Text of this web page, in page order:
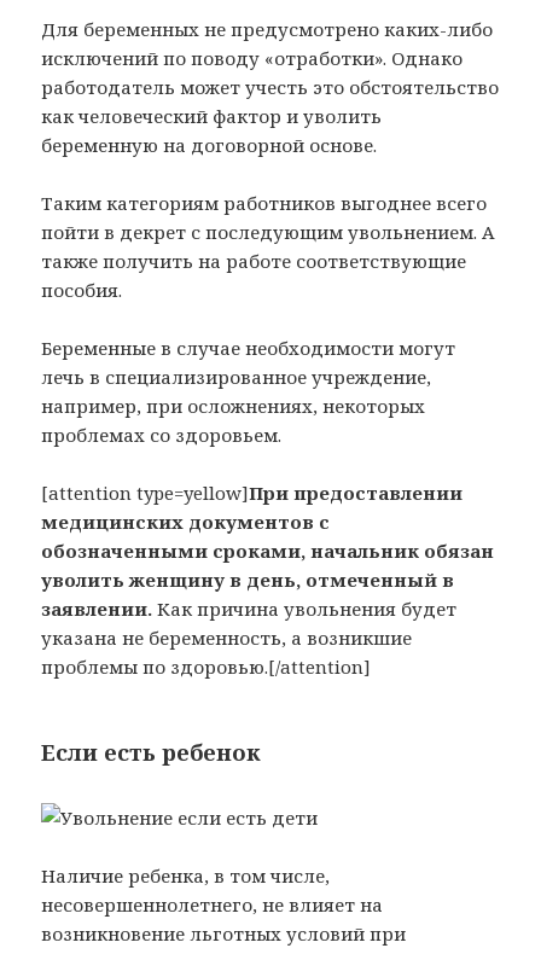
Для беременных не предусмотрено каких-либо
исключений по поводу «отработки». Однако
работодатель может учесть это обстоятельство
как человеческий фактор и уволить
беременную на договорной основе.
Таким категориям работников выгоднее всего
пойти в декрет с последующим увольнением. А
также получить на работе соответствующие
пособия.
Беременные в случае необходимости могут
лечь в специализированное учреждение,
например, при осложнениях, некоторых
проблемах со здоровьем.
[attention type=yellow]При предоставлении
медицинских документов с
обозначенными сроками, начальник обязан
уволить женщину в день, отмеченный в
заявлении. Как причина увольнения будет
указана не беременность, а возникшие
проблемы по здоровью.[/attention]
Если есть ребенок
Наличие ребенка, в том числе,
несовершеннолетнего, не влияет на
возникновение льготных условий при